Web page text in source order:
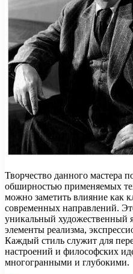
Творчество данного мастера
обширностью применяемых
можно заметить влияние как
современных направлений.
уникальный художественный
элементы реализма,
Каждый стиль служит для
настроений и философских
многогранными и глубокими.